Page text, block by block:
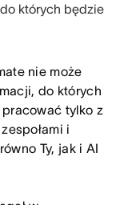
których będzie
nie może
do których
tylko z
i
Ty, jak i AI